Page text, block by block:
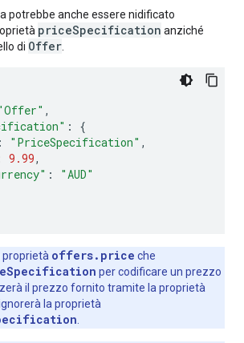
potrebbe anche essere nidificato
priceSpecification anziché
di Offer.
,
:
{
: "PriceSpecification" ,
9.99,
:
"AUD"
proprietà offers.price che
per codificare un prezzo
il prezzo fornito tramite la proprietà
la proprietà
.